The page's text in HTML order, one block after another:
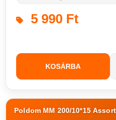
5 990 Ft
KOSÁRBA
Poldom MM 200/10*15